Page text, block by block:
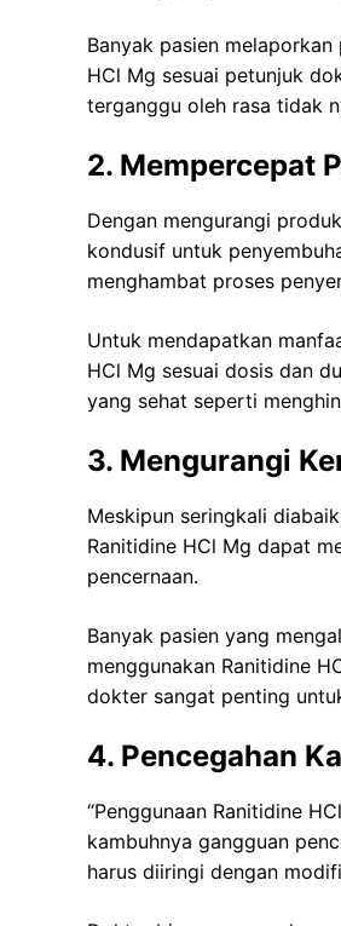
Banyak pasien
HCl Mg sesuai petunjuk
terganggu oleh rasa tidak
2. Mempercepat
Dengan mengurangi
kondusif untuk
menghambat proses
Untuk mendapatkan
HCl Mg sesuai dosis dan
yang sehat seperti
3. Mengurangi
Meskipun seringkali
Ranitidine HCl Mg dapat
pencernaan.
Banyak pasien yang
menggunakan Ranitidine
dokter sangat penting
4. Pencegahan
“Penggunaan Ranitidine
kambuhnya gangguan
harus diiringi dengan